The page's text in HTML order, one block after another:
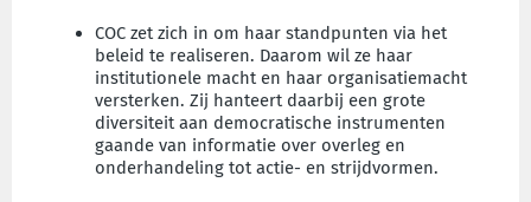
COC zet zich in om haar standpunten via het
beleid te realiseren. Daarom wil ze haar
institutionele macht en haar organisatiemacht
versterken. Zij hanteert daarbij een grote
diversiteit aan democratische instrumenten
gaande van informatie over overleg en
onderhandeling tot actie- en strijdvormen.